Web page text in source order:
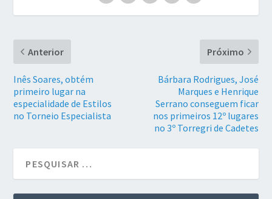
Anterior
Inês Soares, obtém
primeiro lugar na
especialidade de Estilos
no Torneio Especialista
Próximo
Bárbara Rodrigues, José
Marques e Henrique
Serrano conseguem ficar
nos primeiros 12º lugares
no 3º Torregri de Cadetes